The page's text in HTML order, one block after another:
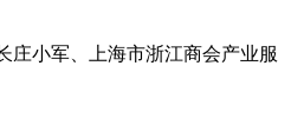
庄小军、上海市浙江商会产业服